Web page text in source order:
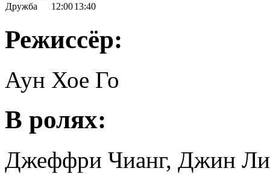
Дружба
12:0013:40
Режиссёр:
Аун Хое Го
В ролях:
Джеффри Чианг, Джин